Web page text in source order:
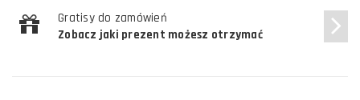
Gratisy do zamówień
Zobacz jaki prezent możesz otrzymać